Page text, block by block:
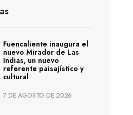
Fuencaliente inaugura el
nuevo Mirador de Las
Indias, un nuevo
referente paisajístico y
cultural
7 DE AGOSTO DE 2026